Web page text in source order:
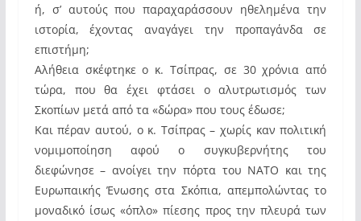
ή, σ’ αυτούς που παραχαράσσουν ηθελημένα την
ιστορία, έχοντας αναγάγει την προπαγάνδα σε
επιστήμη;
Αλήθεια σκέφτηκε ο κ. Τσίπρας, σε 30 χρόνια από
τώρα, που θα έχει φτάσει ο αλυτρωτισμός των
Σκοπίων μετά από τα «δώρα» που τους έδωσε;
Και πέραν αυτού, ο κ. Τσίπρας – χωρίς καν πολιτική
νομιμοποίηση αφού ο συγκυβερνήτης του
διεφώνησε – ανοίγει την πόρτα του ΝΑΤΟ και της
Ευρωπαικής Ένωσης στα Σκόπια, απεμπολώντας το
μοναδικό ίσως «όπλο» πίεσης προς την πλευρά των